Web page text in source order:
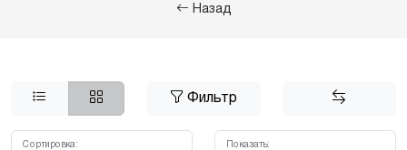
Назад
Фильтр
Сортировка: Показать: